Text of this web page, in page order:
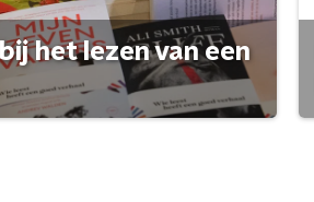
het lezen van een